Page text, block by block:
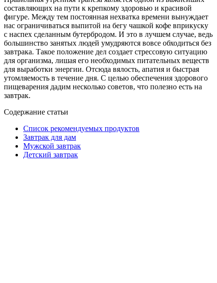
составляющих на пути к крепкому здоровью и красивой
фигуре. Между тем постоянная нехватка времени вынуждает
нас ограничиваться выпитой на бегу чашкой кофе вприкуску
с наспех сделанным бутербродом. И это в лучшем случае, ведь
большинство занятых людей умудряются вовсе обходиться без
завтрака. Такое положение дел создает стрессовую ситуацию
для организма, лишая его необходимых питательных веществ
для выработки энергии. Отсюда вялость, апатия и быстрая
утомляемость в течение дня. С целью обеспечения здорового
пищеварения дадим несколько советов, что полезно есть на
завтрак.
Содержание статьи
Список рекомендуемых продуктов
Завтрак для дам
Мужской завтрак
Детский завтрак